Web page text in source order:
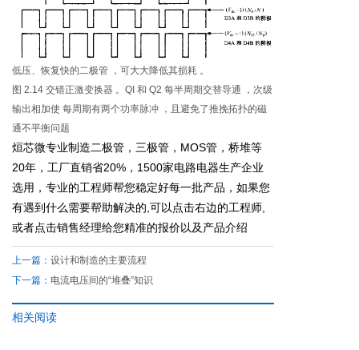
低压、恢复快的二极管 ，可大大降低其损耗 。
图 2.14 交错正激变换器 。QI 和 Q2 每半周期交替导通 ，次级
输出相加使 每周期有两个功率脉冲 ，且避免了推挽拓扑的磁
通不平衡问题
烜芯微专业制造二极管，三极管，MOS管，桥堆等
20年，工厂直销省20%，1500家电路电器生产企业
选用，专业的工程师帮您稳定好每一批产品，如果您
有遇到什么需要帮助解决的,可以点击右边的工程师,
或者点击销售经理给您精准的报价以及产品介绍
上一篇： 设计和制造的主要流程
下一篇： 电流电压间的“堆叠”知识
相关阅读